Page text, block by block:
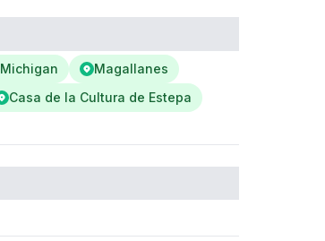
Michigan
Magallanes
Casa de la Cultura de Estepa